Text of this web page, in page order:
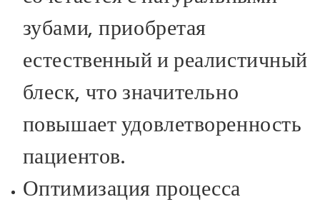
зубами, приобретая
естественный и реалистичный
блеск, что значительно
повышает удовлетворенность
пациентов.
Оптимизация процесса